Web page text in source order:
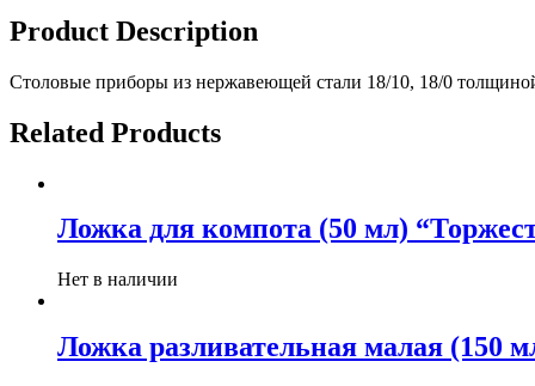
Product Description
Столовые приборы из нержавеющей стали 18/10, 18/0
Related Products
Ложка для компота (50 мл)
Нет в наличии
Ложка разливательная малая (150